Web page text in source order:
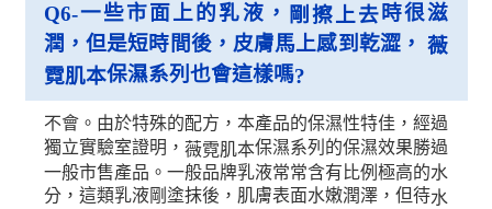
Q6-一些市面上的乳液， 剛擦上去時很滋
潤，但是短時間後，皮膚馬上感到乾澀，薇
霓肌本保濕系列也會這樣嗎?
不會。由於特殊的配方，本產品的保濕性特佳，經過
獨立實驗室證明， 薇霓肌本保濕系列的保濕效果勝過
一般市售產品。一般品牌乳液常常含有比例極高的水
分，這類乳液剛塗抹後，肌膚表面水嫩潤澤，但待水